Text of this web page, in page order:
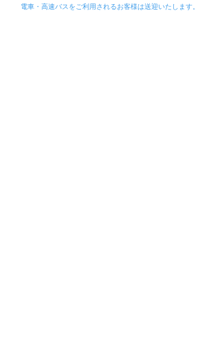
電車・高速バスをご利用されるお客様は送迎いたします。